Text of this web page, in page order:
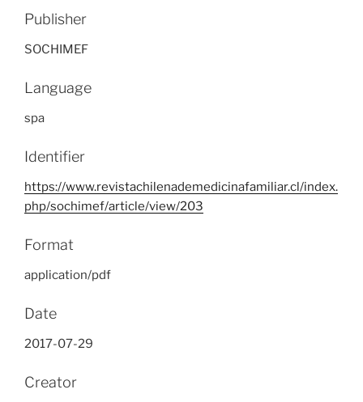
Publisher
SOCHIMEF
Language
spa
Identifier
https://www.revistachilenademedicinafamiliar.cl/index.
php/sochimef/article/view/203
Format
application/pdf
Date
2017-07-29
Creator